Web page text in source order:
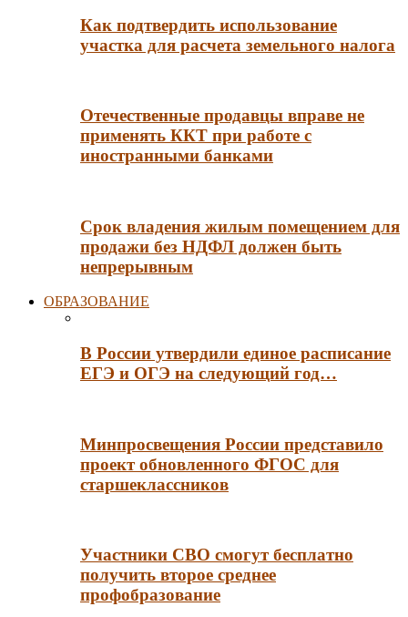
Как подтвердить использование
участка для расчета земельного налога
Отечественные продавцы вправе не
применять ККТ при работе с
иностранными банками
Срок владения жилым помещением для
продажи без НДФЛ должен быть
непрерывным
ОБРАЗОВАНИЕ
В России утвердили единое расписание
ЕГЭ и ОГЭ на следующий год…
Минпросвещения России представило
проект обновленного ФГОС для
старшеклассников
Участники СВО смогут бесплатно
получить второе среднее
профобразование